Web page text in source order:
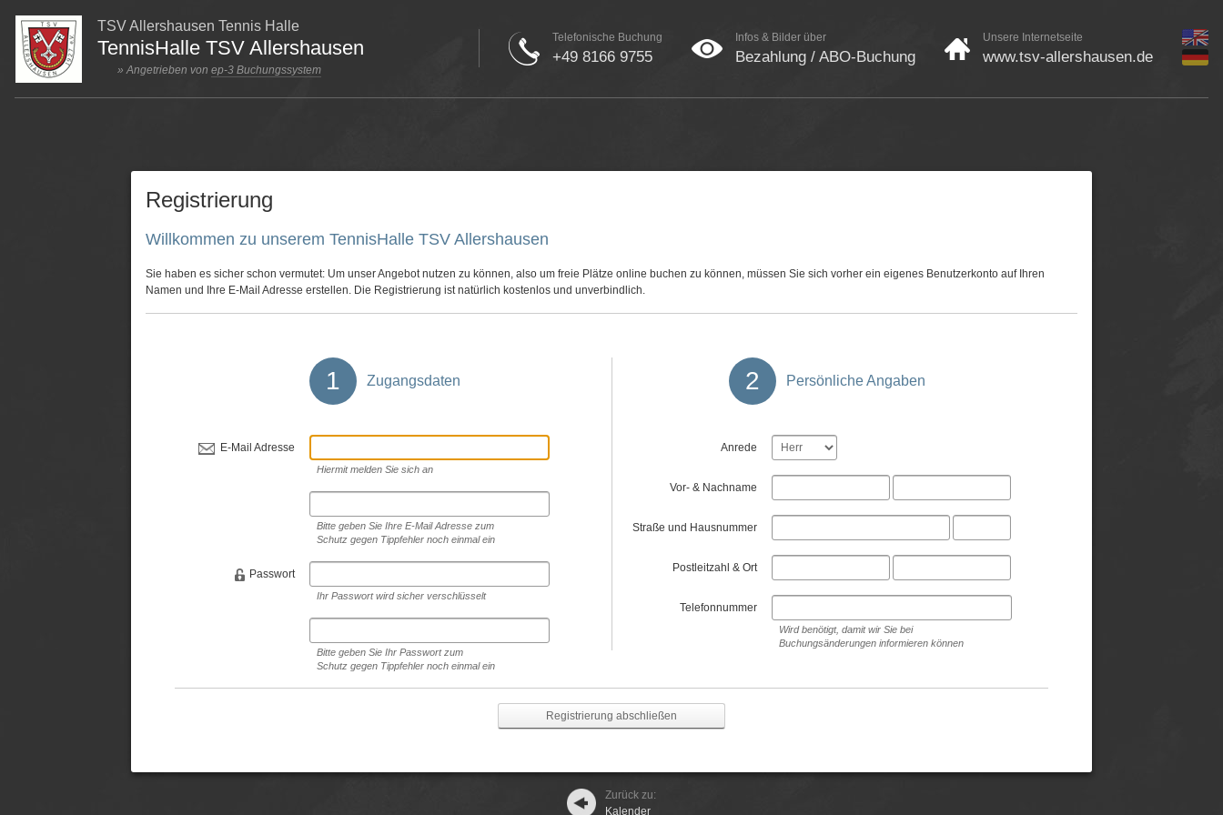
TSV Allershausen Tennis Halle
TennisHalle TSV Allershausen
» Angetrieben von ep-3 Buchungssystem
Unsere Internetseite
www.tsv-allershausen.de
Infos & Bilder über
Bezahlung / ABO-Buchung
Telefonische Buchung
+49 8166 9755
Registrierung
Willkommen zu unserem TennisHalle TSV Allershausen
Sie haben es sicher schon vermutet: Um unser Angebot nutzen zu können, also um freie Plätze online buchen zu können, müssen Sie sich vorher ein eigenes Benutzerkonto auf Ihren
Namen und Ihre E-Mail Adresse erstellen. Die Registrierung ist natürlich kostenlos und unverbindlich.
1 Zugangsdaten
E-Mail Adresse
Hiermit melden Sie sich an
Bitte geben Sie Ihre E-Mail Adresse zum
Schutz gegen Tippfehler noch einmal ein
Passwort
Ihr Passwort wird sicher verschlüsselt
Bitte geben Sie Ihr Passwort zum
Schutz gegen Tippfehler noch einmal ein
2 Persönliche Angaben
Anrede
Vor- & Nachname
Straße und Hausnummer
Postleitzahl & Ort
Telefonnummer
Wird benötigt, damit wir Sie bei
Buchungsänderungen informieren können
Zurück zu:
Kalender